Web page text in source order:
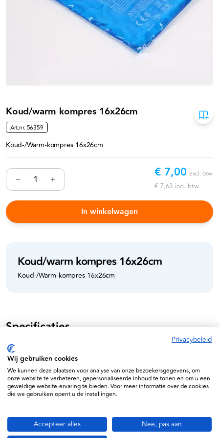
Koud/warm kompres 16x26cm
Art.nr.56359
Koud-/Warm-kompres 16x26cm
€ 7,00 excl. btw
€ 7,63 incl. btw
In winkelwagen
Koud/warm kompres 16x26cm
Koud-/Warm-kompres 16x26cm
Specificaties
Informatie
Privacybeleid
Wij gebruiken cookies
We kunnen deze plaatsen voor analyse van onze bezoekersgegevens, om
onze website te verbeteren, gepersonaliseerde inhoud te tonen en om u een
geweldige website-ervaring te bieden. Voor meer informatie over de cookies
die we gebruiken opent u de instellingen.
Accepteer alles
Nee, pas aan